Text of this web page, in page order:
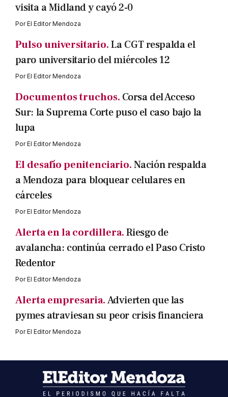
visita a Midland y cayó 2-0
PorEl Editor Mendoza
Pulso universitario.La CGT respalda el
paro universitario del miércoles 12
PorEl Editor Mendoza
Documentos truchos. Corsa del Acceso
Sur: la Suprema Corte puso el caso bajo la
lupa
PorEl Editor Mendoza
El desafío penitenciario.Nación respalda
a Mendoza para bloquear celulares en
cárceles
PorEl Editor Mendoza
Alerta en la cordillera.Riesgo de
avalancha: continúa cerrado el Paso Cristo
Redentor
PorEl Editor Mendoza
Alerta empresaria.Advierten que las
pymes atraviesan su peor crisis financiera
PorEl Editor Mendoza